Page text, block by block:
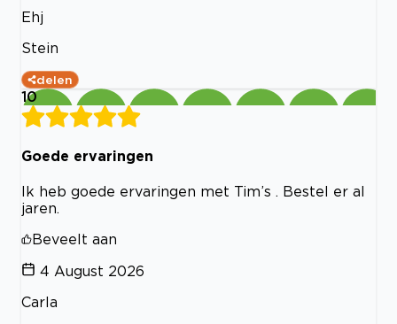
Ehj
Stein
delen
10
Goede ervaringen
Ik heb goede ervaringen met Tim’s . Bestel er al
jaren.
Beveelt aan
4 August 2026
Carla